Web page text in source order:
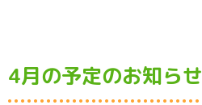
4月の予定のお知らせ